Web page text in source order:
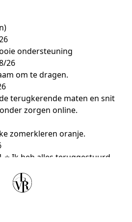
ondersteuning
26
om te dragen.
terugkerende maten en snit
zorgen online.
zomerkleren oranje.
⭐️ Ik heb alles teruggestuurd
heb gecontacteerd... ZO